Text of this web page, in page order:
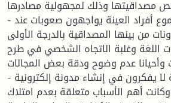
مصداقيتها وذلك لمجهولية مصادرها .
- حوالي56% من مجموع أفراد العينة يواجهون صعوبات عند
من بينها المصداقية بالدرجة الأولى
اللغة وغلبة الاتجاه الشخصي في طرح
وأحيانا عدم وضوح ودقة بعض المجالات.
- أغلبية مفردات العينة لا يفكرون في إنشاء مدونة إلكترونية
أهم الأسباب متعلقة بعدم امتلاك